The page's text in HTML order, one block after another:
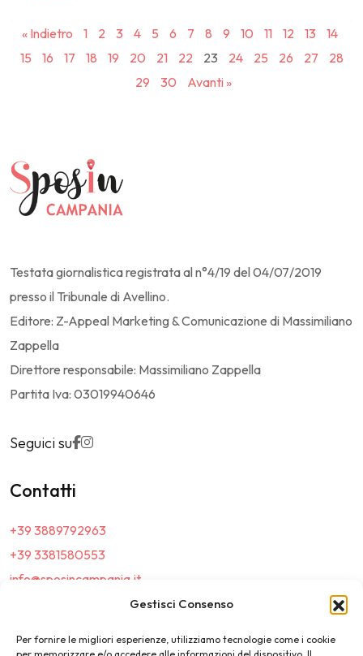
Gestisci Consenso
Per fornire le migliori esperienze, utilizziamo tecnologie come i cookie
« Indietro 1 2 3 4 5 6 7 8 9 10 11 12 13
14
15
16 17 18 19 20 21 22 23 24 25 26 27
28
29
30 Avanti »
Testata giornalistica registrata al n°4/19 del 04/07/2019
presso il Tribunale di Avellino.
Editore: Z-Appeal Marketing & Comunicazione di Massimiliano
Zappella
Direttore responsabile: Massimiliano Zappella
Partita Iva: 03019940646
Seguici su
Contatti
+39 3889792963
+39 3381580553
info@sposincampania.it
sposincampania@pec.it
Link